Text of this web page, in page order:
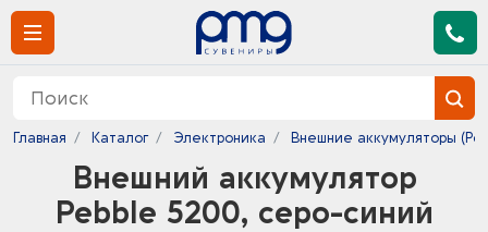
Главная Каталог Электроника Внешние аккумуляторы
Внешний аккумулятор
Pebble 5200, серо-синий